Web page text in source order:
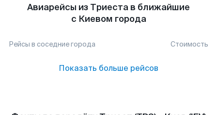
Авиарейсы из Триеста в ближайшие
с Киевом города
Рейсы в соседние города Стоимость
Показать больше рейсов